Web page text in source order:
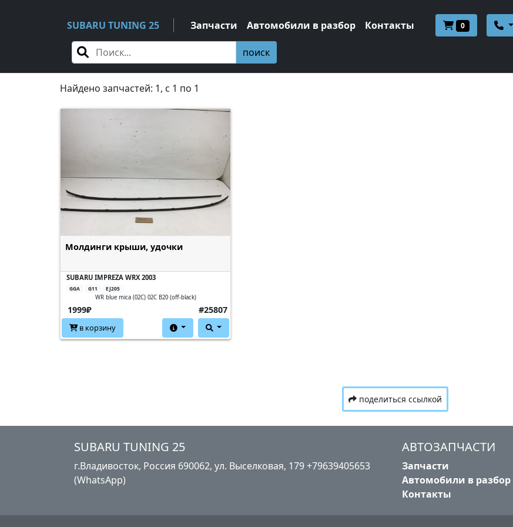
SUBARU TUNING 25 Запчасти Автомобили в разбор Контакты 0
поиск
Найдено запчастей: 1, c 1 по 1
Молдинги крыши, удочки
SUBARU IMPREZA WRX 2003
GGA G11 EJ205
WR blue mica (02C) 02C B20 (off-black)
1999₽ #25807
в корзину
поделиться ссылкой
SUBARU TUNING 25
г.Владивосток, Россия​ ‎690062, ул. Выселковая, 179 +79639405653
(WhatsApp)
АВТОЗАПЧАСТИ
Запчасти
Автомобили в разбор
Контакты